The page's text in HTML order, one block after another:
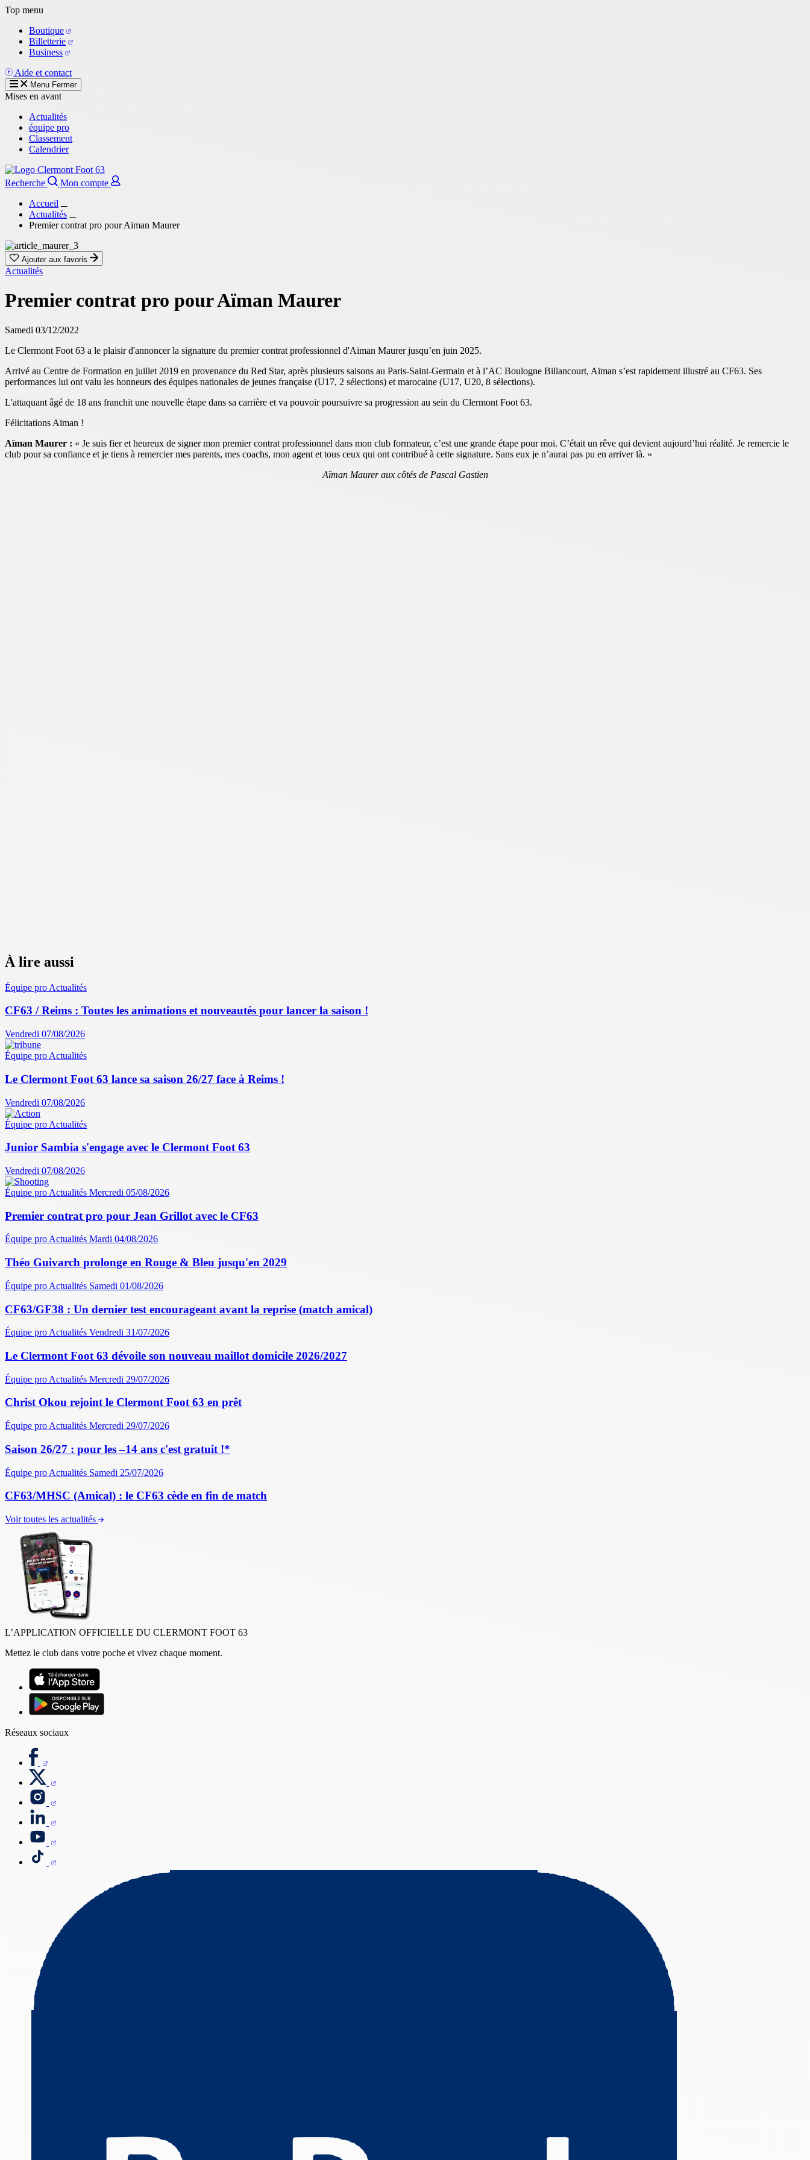
Aller
contenu
principal
Top menu
Boutique
Billetterie
Business
Aide et contact
Menu Fermer
Mises en avant
Actualités
équipe pro
Classement
Calendrier
Recherche
Mon compte
Accueil
Actualités
Premier contrat pro pour Aïman Maurer
Ajouter aux favoris
Actualités
Premier contrat pro pour Aïman Maurer
Samedi 03/12/2022
Le Clermont Foot 63 a le plaisir d'annoncer la signature du premier contrat professionnel d'Aïman Maurer jusqu’en juin 2025.
Arrivé au Centre de Formation en juillet 2019 en provenance du Red Star, après plusieurs saisons au Paris-Saint-Germain et à l’AC Boulogne Billancourt, Aïman s’est rapidement illustré au CF63. Ses
performances lui ont valu les honneurs des équipes nationales de jeunes française (U17, 2 sélections) et marocaine (U17, U20, 8 sélections).
L'attaquant âgé de 18 ans franchit une nouvelle étape dans sa carrière et va pouvoir poursuivre sa progression au sein du Clermont Foot 63.
Félicitations Aïman !
Aïman Maurer : « Je suis fier et heureux de signer mon premier contrat professionnel dans mon club formateur, c’est une grande étape pour moi. C’était un rêve qui devient aujourd’hui réalité. Je remercie le
club pour sa confiance et je tiens à remercier mes parents, mes coachs, mon agent et tous ceux qui ont contribué à cette signature. Sans eux je n’aurai pas pu en arriver là. »
Aïman Maurer aux côtés de Pascal Gastien
À lire aussi
Équipe pro Actualités
CF63 / Reims : Toutes les animations et nouveautés pour lancer la saison !
Vendredi 07/08/2026
Équipe pro Actualités
Le Clermont Foot 63 lance sa saison 26/27 face à Reims !
Vendredi 07/08/2026
Équipe pro Actualités
Junior Sambia s'engage avec le Clermont Foot 63
Vendredi 07/08/2026
Équipe pro Actualités Mercredi 05/08/2026
Premier contrat pro pour Jean Grillot avec le CF63
Équipe proActualités Mardi 04/08/2026
Théo Guivarch prolonge en Rouge & Bleu jusqu'en 2029
Équipe pro Actualités Samedi 01/08/2026
CF63/GF38 : Un dernier test encourageant avant la reprise (match amical)
Équipe pro Actualités Vendredi 31/07/2026
Le Clermont Foot 63 dévoile son nouveau maillot domicile 2026/2027
Équipe pro Actualités Mercredi 29/07/2026
Christ Okou rejoint le Clermont Foot 63 en prêt
Équipe pro Actualités Mercredi 29/07/2026
Saison 26/27 : pour les –14 ans c'est gratuit !*
Équipe pro Actualités Samedi 25/07/2026
CF63/MHSC (Amical) : le CF63 cède en fin de match
Voir toutes les actualités
L’APPLICATION OFFICIELLE DU CLERMONT FOOT 63
Mettez le club dans votre poche et vivez chaque moment.
Réseaux sociaux